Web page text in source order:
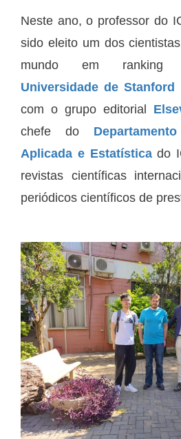
Neste ano, o professor do
sido eleito um dos
mundo em ranking
Universidade de Stanford
com o grupo editorial
chefe do
Aplicada e Estatísticado
revistas científicas
periódicos científicos de